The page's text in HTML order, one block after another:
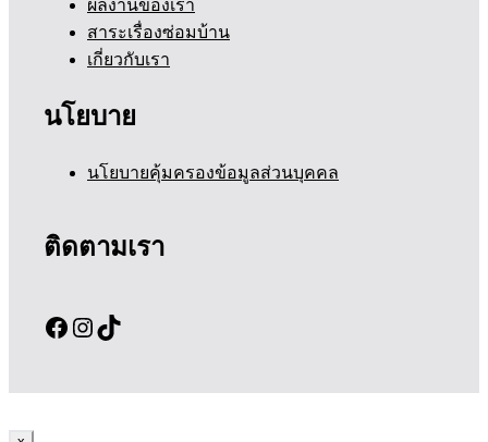
ผลงานของเรา
สาระเรื่องซ่อมบ้าน
เกี่ยวกับเรา
นโยบาย
นโยบายคุ้มครองข้อมูลส่วนบุคคล
ติดตามเรา
Facebook
Instagram
TikTok